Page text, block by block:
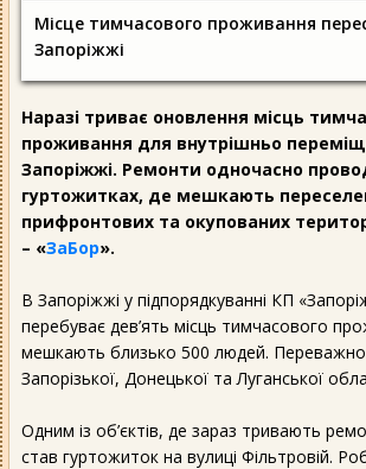
Місце тимчасового проживання
Запоріжжі
Наразі триває оновлення місць
проживання для внутрішньо
Запоріжжі. Ремонти одночасно
гуртожитках, де мешкають
прифронтових та окупованих
– «ЗаБор».
В Запоріжжі у підпорядкуванні КП
перебуває дев’ять місць тимчасового
мешкають близько 500 людей. Переважно
Запорізької, Донецької та Луганської
Одним із об’єктів, де зараз тривають
став гуртожиток на вулиці Фільтровій.